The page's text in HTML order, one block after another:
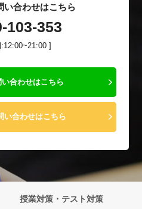
い合わせはこちら
103-353
]
合わせはこちら
い合わせはこちら
授業対策・テスト対策